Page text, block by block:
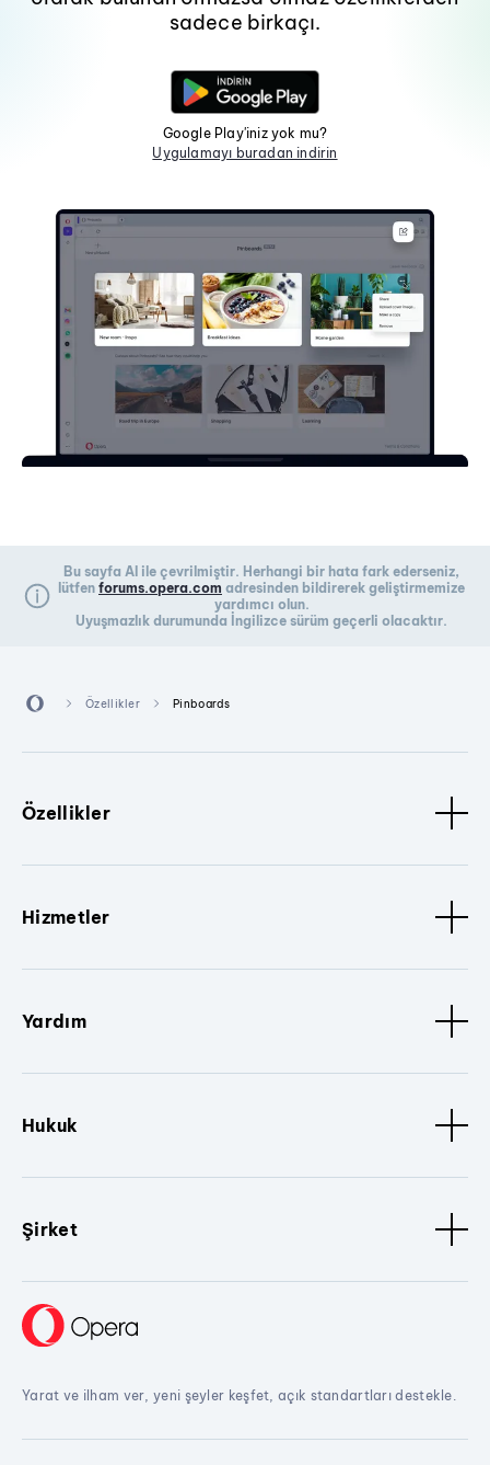
sadece birkaçı.
Google Play'iniz yok mu?
Uygulamayı buradan indirin
Bu sayfa AI ile çevrilmiştir. Herhangi bir hata fark ederseniz,
lütfen forums.opera.com adresinden bildirerek geliştirmemize
yardımcı olun.
Uyuşmazlık durumunda İngilizce sürüm geçerli olacaktır.
Özellikler Pinboards
Özellikler
Hizmetler
Yardım
Hukuk
Şirket
Yarat ve ilham ver, yeni şeyler keşfet, açık standartları destekle.